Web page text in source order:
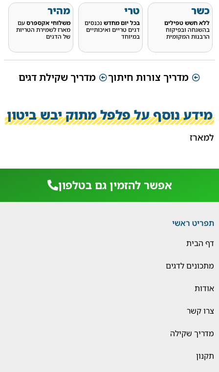
כשר
ללא חשש טפילים
בהשגחה ובפיקוח
הרבנות המקומית
טרי
בכל יום מחדשנכנסים
דגים טריים ואיכותיים
במיוחד
מהיר
משלוחי אקספרסעם
מארז לשמירת הטריות
של הדגים
מדריך צורות חיתוך מדריך שקילת דגים
מידע נוסף על פלפל מתוק יבש ביטון
למארז
אפשר להזמין גם בטלפון
תפריט ראשי
דף הבית
מתכונים לדגים
אודות
צרו קשר
מדריך שקילה
תקנון